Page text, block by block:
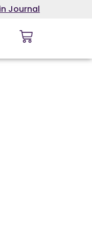
Journal